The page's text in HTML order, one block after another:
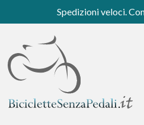
Spedizioni veloci.